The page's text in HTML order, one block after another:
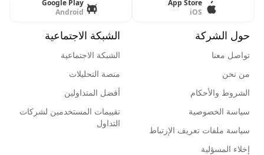
App Store
iOS
Google Play
Android
حول الشركة
تواصل معنا
من نحن
الشروط والأحكام
سياسة الخصوصية
سياسة ملفات تعريف الإرتباط
إخلاء المسؤلية
الشبكة الاجتماعية
الشبكة الاجتماعية
منصة التحليلات
أفضل المتداولين
تقييمات المستخدمين لشركات
التداول